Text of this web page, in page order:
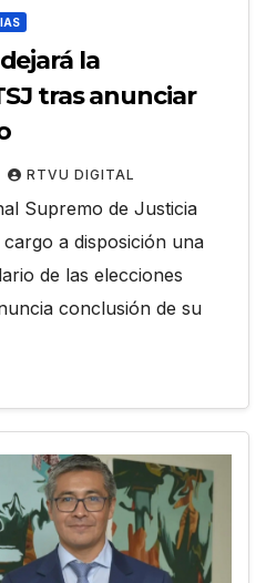
la
tras anunciar
RTVU DIGITAL
Supremo de Justicia
a disposición una
de las elecciones
conclusión de su